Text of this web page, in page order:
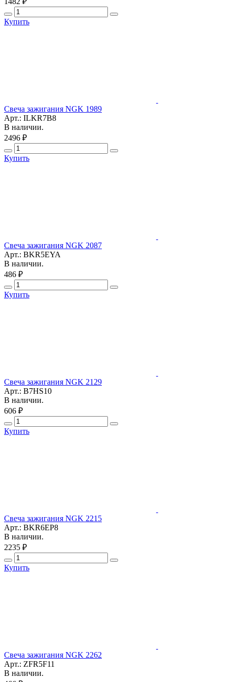
Купить
Свеча зажигания NGK 1989
Арт.: ILKR7B8
В наличии.
2496 ₽
Купить
Свеча зажигания NGK 2087
Арт.: BKR5EYA
В наличии.
486 ₽
Купить
Свеча зажигания NGK 2129
Арт.: B7HS10
В наличии.
606 ₽
Купить
Свеча зажигания NGK 2215
Арт.: BKR6EP8
В наличии.
2235 ₽
Купить
Свеча зажигания NGK 2262
Арт.: ZFR5F11
В наличии.